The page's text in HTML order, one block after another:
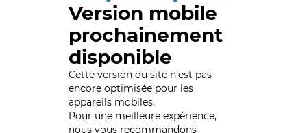
Version mobile
prochainement
disponible
Cette version du site n’est pas
encore optimisée pour les
appareils mobiles.
Pour une meilleure expérience,
nous vous recommandons